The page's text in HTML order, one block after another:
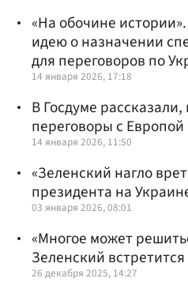
«На обочине
идею о назначении
для переговоров по
14 января 2026, 17:18
В Госдуме рассказали,
переговоры с
14 января 2026, 11:50
«Зеленский нагло
президента на
03 января 2026, 08:01
«Многое может
Зеленский
26 декабря 2025, 14:27